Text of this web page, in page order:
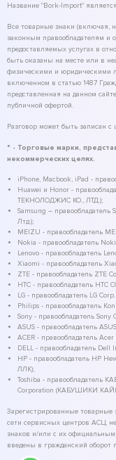
Название "Bork-Import"
Все товарные знаки (включая,
законным правообладателям и
предоставляемых услугах в
быть оказаны на месте или в
физическими и юридическими
включенном в статью 1487
представленная на данном
публичной офертой.
Разговор может быть записан
* - Торговые марки,
некоммерческих целях.
iPhone, Macbook, iPad -
Huawei и Honor -
ТЕКНОЛОДЖИС КО., ЛТД.);
Samsung – правообладатель
Лтд.);
MEIZU - правообладатель
Nokia - правообладатель
Lenovo - правообладатель
Xiaomi - правообладатель
ZTE - правообладатель ZTE
HTC - правообладатель
LG - правообладатель LG
Philips - правообладатель
Sony - правообладатель
ASUS - правообладатель
ACER - правообладатель
DELL - правообладатель Dell
HP - правообладатель HP
ЛЛК);
Toshiba - правообладатель
Corporation (КАБУШИКИ
Зарегистрированные товарные
сети сервисных центров АСЦ,
знаков и/или с их
введены в гражданский оборот